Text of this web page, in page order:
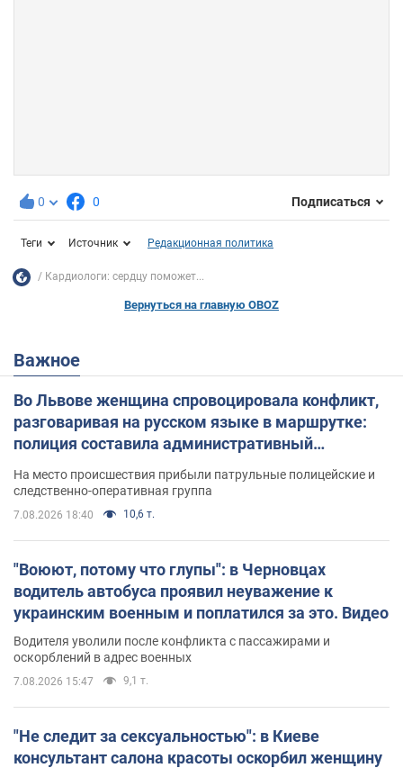
0 0 Подписаться
Теги Источник Редакционная политика
Кардиологи: сердцу поможет...
Вернуться на главную OBOZ
Важное
Во Львове женщина спровоцировала конфликт,
разговаривая на русском языке в маршрутке:
полиция составила административный
На место происшествия прибыли патрульные полицейские и
следственно-оперативная группа
7.08.2026 18:40 10,6 т.
"Воюют, потому что глупы": в Черновцах
водитель автобуса проявил неуважение к
украинским военным и поплатился за это. Видео
Водителя уволили после конфликта с пассажирами и
оскорблений в адрес военных
7.08.2026 15:47 9,1 т.
"Не следит за сексуальностью": в Киеве
консультант салона красоты оскорбил женщину